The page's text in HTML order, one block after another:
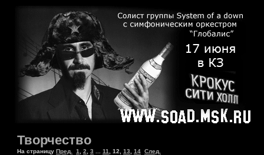
Творчество
На страницу Пред. 1 2 3 11 12 13 14 След.